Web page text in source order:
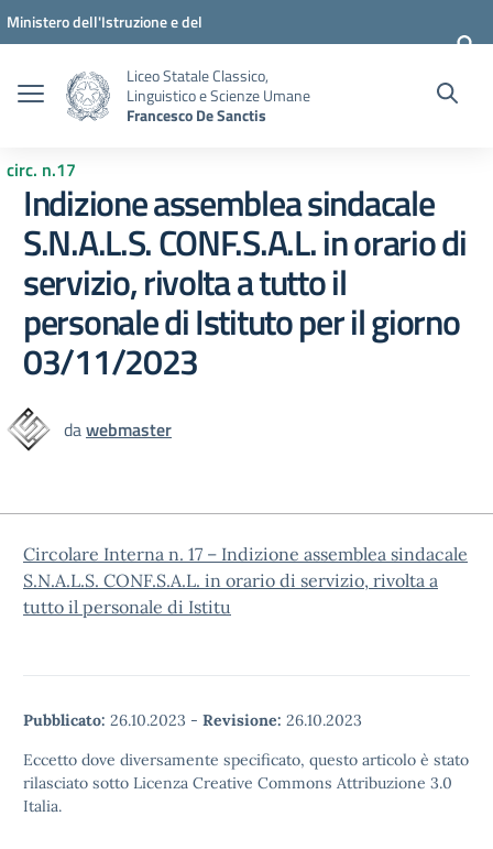
Vai ai contenuti
Vai al menu di navigazione
Vai al footer
Ministero dell'Istruzione e del
Liceo Statale Classico,
Linguistico e Scienze Umane
Francesco De Sanctis
circ. n.17
Indizione assemblea sindacale
S.N.A.L.S. CONF.S.A.L. in orario di
servizio, rivolta a tutto il
personale di Istituto per il giorno
03/11/2023
dawebmaster
Circolare Interna n. 17 – Indizione assemblea sindacale
S.N.A.L.S. CONF.S.A.L. in orario di servizio, rivolta a
tutto il personale di Istitu
Pubblicato: 26.10.2023 - Revisione: 26.10.2023
Eccetto dove diversamente specificato, questo articolo è stato
rilasciato sotto Licenza Creative Commons Attribuzione 3.0
Italia.